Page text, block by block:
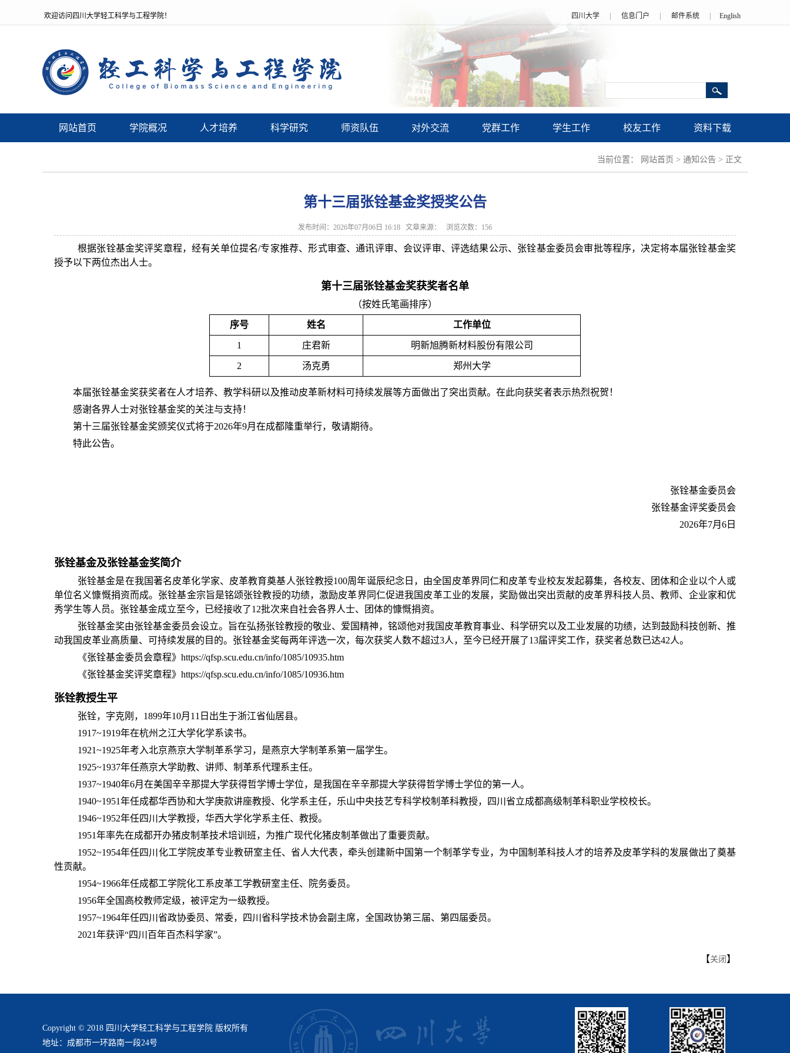
欢迎访问四川大学轻工科学与工程学院！ 四川大学 信息门户 邮件系统 English
网站首页 学院概况 人才培养 科学研究 师资队伍 对外交流 党群工作 学生工作 校友工作 资料下载
当前位置： 网站首页 > 通知公告 > 正文
第十三届张铨基金奖授奖公告
发布时间：2026年07月06日 16:18 文章来源： 浏览次数： 156
根据张铨基金奖评奖章程，经有关单位提名/专家推荐、形式审查、通讯评审、会议评审、评选结果公示、张铨基金委员会审批等程序，决定将本届张铨基金奖
授予以下两位杰出人士。
第十三届张铨基金奖获奖者名单
（按姓氏笔画排序）
序号 姓名 工作单位
1 庄君新 明新旭腾新材料股份有限公司
2 汤克勇 郑州大学
本届张铨基金奖获奖者在人才培养、教学科研以及推动皮革新材料可持续发展等方面做出了突出贡献。在此向获奖者表示热烈祝贺！
感谢各界人士对张铨基金奖的关注与支持！
第十三届张铨基金奖颁奖仪式将于2026年9月在成都隆重举行，敬请期待。
特此公告。
张铨基金委员会
张铨基金评奖委员会
2026年7月6日
张铨基金及张铨基金奖简介
张铨基金是在我国著名皮革化学家、皮革教育奠基人张铨教授100周年诞辰纪念日，由全国皮革界同仁和皮革专业校友发起募集，各校友、团体和企业以个人或
单位名义慷慨捐资而成。张铨基金宗旨是铭颂张铨教授的功绩，激励皮革界同仁促进我国皮革工业的发展，奖励做出突出贡献的皮革界科技人员、教师、企业家和优
秀学生等人员。张铨基金成立至今，已经接收了12批次来自社会各界人士、团体的慷慨捐资。
张铨基金奖由张铨基金委员会设立。旨在弘扬张铨教授的敬业、爱国精神，铭颂他对我国皮革教育事业、科学研究以及工业发展的功绩，达到鼓励科技创新、推
动我国皮革业高质量、可持续发展的目的。张铨基金奖每两年评选一次，每次获奖人数不超过3人，至今已经开展了13届评奖工作，获奖者总数已达42人。
《张铨基金委员会章程》 https://qfsp.scu.edu.cn/info/1085/10935.htm
《张铨基金奖评奖章程》 https://qfsp.scu.edu.cn/info/1085/10936.htm
张铨教授生平
张铨，字克刚，1899年10月11日出生于浙江省仙居县。
1917~1919年在杭州之江大学化学系读书。
1921~1925年考入北京燕京大学制革系学习，是燕京大学制革系第一届学生。
1925~1937年任燕京大学助教、讲师、制革系代理系主任。
1937~1940年6月在美国辛辛那提大学获得哲学博士学位， 是我国在辛辛那提大学获得哲学博士学位的第一人。
1940~1951年任成都华西协和大学庚款讲座教授、化学系主任，乐山中央技艺专科学校制革科教授，四川省立成都高级制革科职业学校校长。
1946~1952年任四川大学教授，华西大学化学系主任、教授。
1951年率先在成都开办猪皮制革技术培训班，为推广现代化猪皮制革做出了重要贡献。
1952~1954年任四川化工学院皮革专业教研室主任、省人大代表，牵头创建新中国第一个制革学专业，为中国制革科技人才的培养及皮革学科的发展做出了奠基
性贡献。
1954~1966年任成都工学院化工系皮革工学教研室主任、院务委员。
1956年全国高校教师定级，被评定为一级教授。
1957~1964年任四川省政协委员、常委，四川省科学技术协会副主席，全国政协第三届、第四届委员。
2021年获评“四川百年百杰科学家”。
【关闭 】
Copyright © 2018 四川大学轻工科学与工程学院 版权所有
地址：成都市一环路南一段24号